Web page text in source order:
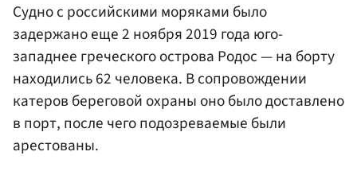
Судно с российскими моряками было
задержано еще 2 ноября 2019 года юго-
западнее греческого острова Родос — на борту
находились 62 человека. В сопровождении
катеров береговой охраны оно было доставлено
в порт, после чего подозреваемые были
арестованы.